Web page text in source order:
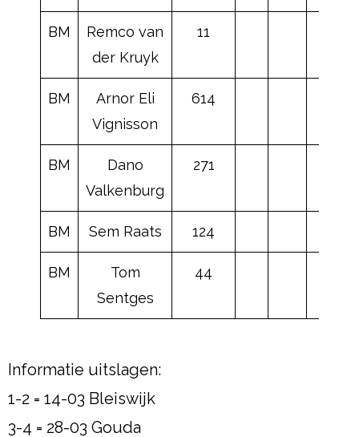
BM
Remco van
der Kruyk
11
BM
Arnor Eli
Vignisson
614
BM
Dano
Valkenburg
271
BM Sem Raats 124
BM
Tom
Sentges
44
Informatie uitslagen:
1-2 = 14-03 Bleiswijk
3-4 = 28-03 Gouda